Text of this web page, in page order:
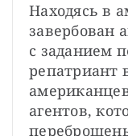
Находясь в
завербован
с заданием
репатриант
агентов,